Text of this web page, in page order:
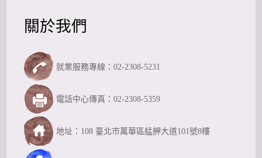
關於我們
就業服務專線：02-2308-5231
電話中心傳真：02-2308-5359
地址：108 臺北市萬華區艋舺大道101號8樓